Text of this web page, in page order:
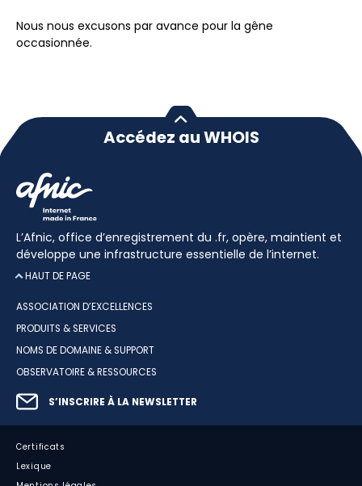
Nous nous excusons par avance pour la gêne
occasionnée.
Accédez au WHOIS
L’Afnic, office d’enregistrement du .fr, opère, maintient et
développe une infrastructure essentielle de l’internet.
HAUT DE PAGE
ASSOCIATION D’EXCELLENCES
PRODUITS & SERVICES
NOMS DE DOMAINE & SUPPORT
OBSERVATOIRE & RESSOURCES
S’INSCRIRE À LA NEWSLETTER
Certificats
Lexique